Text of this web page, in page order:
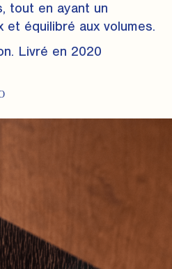
tout en ayant un
et équilibré aux volumes.
Livré en 2020